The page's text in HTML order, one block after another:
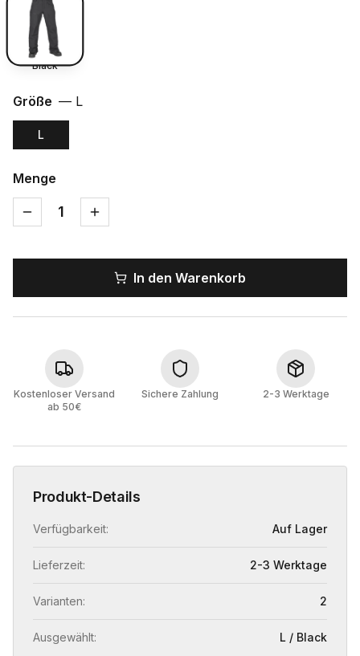
Black
Größe — L
L
Menge
1
In den Warenkorb
Kostenloser Versand
ab 50€
Sichere Zahlung 2-3 Werktage
Produkt-Details
Verfügbarkeit: Auf Lager
Lieferzeit: 2-3 Werktage
Varianten: 2
Ausgewählt: L / Black